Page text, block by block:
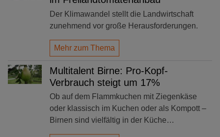
Der Klimawandel stellt die Landwirtschaft
zunehmend vor große Herausforderungen.
Mehr zum Thema
Multitalent Birne: Pro-Kopf-
Verbrauch steigt um 17%
Ob auf dem Flammkuchen mit Ziegenkäse
oder klassisch im Kuchen oder als Kompott –
Birnen sind vielfältig in der Küche…